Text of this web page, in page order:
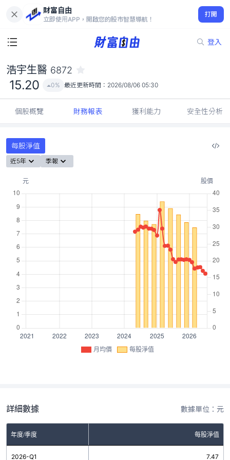
財富自由
立即使用APP，開啟您的股市智慧導航！
打開
登入
15.20
0%
浩宇生醫 6872
15.20 0% 最近更新時間： 2026/08/06 05:30
個股概覽 財務報表 獲利能力 安全性分析
每股淨值
近5年 季報
月均價 每股淨值
詳細數據 數據單位：元
年度/季度 每股淨值
2026-Q1 7.47